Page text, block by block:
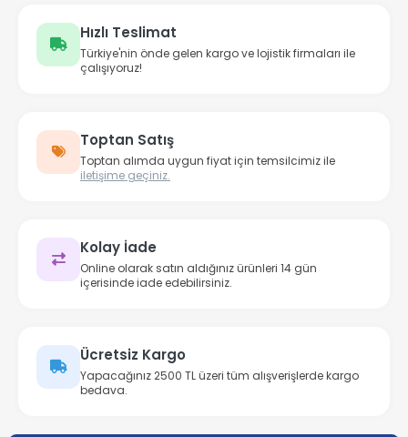
Hızlı Teslimat
Türkiye'nin önde gelen kargo ve lojistik firmaları ile
çalışıyoruz!
Toptan Satış
Toptan alımda uygun fiyat için temsilcimiz ile
iletişime geçiniz.
Kolay İade
Online olarak satın aldığınız ürünleri 14 gün
içerisinde iade edebilirsiniz.
Ücretsiz Kargo
Yapacağınız 2500 TL üzeri tüm alışverişlerde kargo
bedava.